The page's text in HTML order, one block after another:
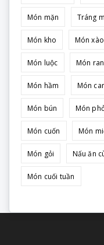
Món mặn Tráng
Món kho Món xào
Món luộc Món
Món hầm Món
Món bún Món
Món cuốn Món
Món gỏi Nấu ăn
Món cuối tuần